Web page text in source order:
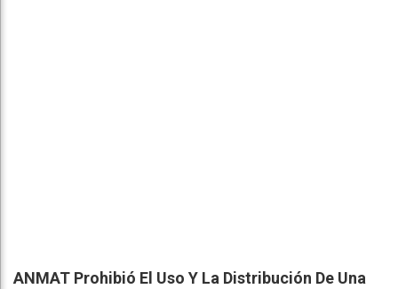
ANMAT Prohibió El Uso Y La Distribución De Una